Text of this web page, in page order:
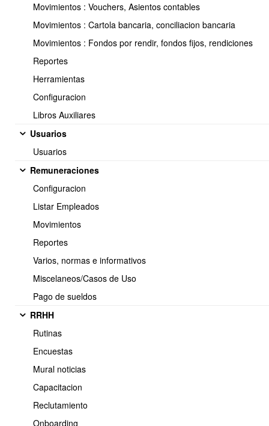
Movimientos : Vouchers, Asientos contables
Movimientos : Cartola bancaria, conciliacion bancaria
Movimientos : Fondos por rendir, fondos fijos, rendiciones
Reportes
Herramientas
Configuracion
Libros Auxiliares
Usuarios
Usuarios
Remuneraciones
Configuracion
Listar Empleados
Movimientos
Reportes
Varios, normas e informativos
Miscelaneos/Casos de Uso
Pago de sueldos
RRHH
Rutinas
Encuestas
Mural noticias
Capacitacion
Reclutamiento
Onboarding
youtube:
https://www.youtube.com/watch?
v=ecXkPuOj5AU&list=PL7NG_BdDIKRJKPKCWIf2ykN3wsHHDNW80
Soporte:
Tel.: (+56) 225 88 44 99 Opc. 2